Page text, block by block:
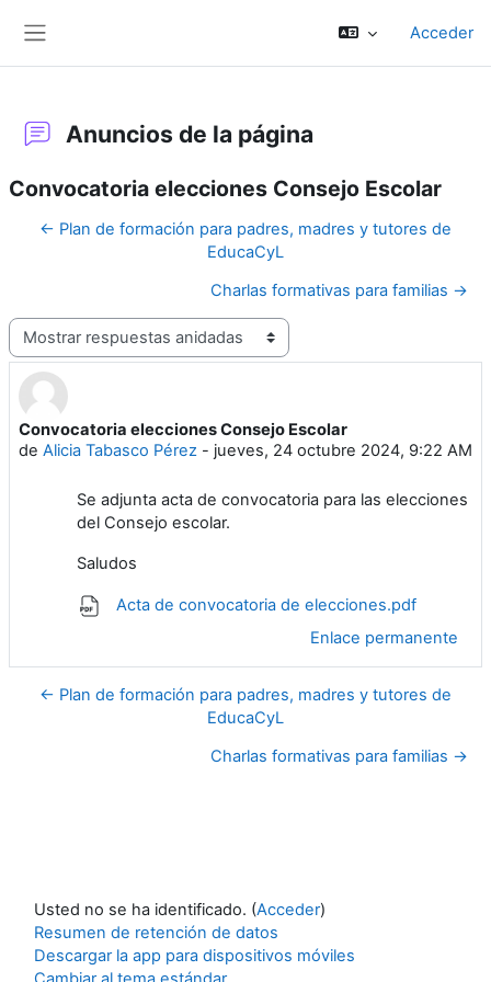
Acceder
Anuncios de la página
Convocatoria elecciones Consejo Escolar
← Plan de formación para padres, madres y tutores de
EducaCyL
Charlas formativas para familias →
Mostrar modo
Convocatoria elecciones Consejo Escolar
de Alicia Tabasco Pérez - jueves, 24 octubre 2024, 9:22 AM
Número de respuestas: 0
Se adjunta acta de convocatoria para las elecciones
del Consejo escolar.
Saludos
Acta de convocatoria de elecciones.pdf
Enlace permanente
← Plan de formación para padres, madres y tutores de
EducaCyL
Charlas formativas para familias →
Usted no se ha identificado. (Acceder)
Resumen de retención de datos
Descargar la app para dispositivos móviles